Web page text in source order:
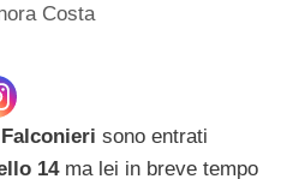
Costa
sono entrati
14ma lei in breve tempo